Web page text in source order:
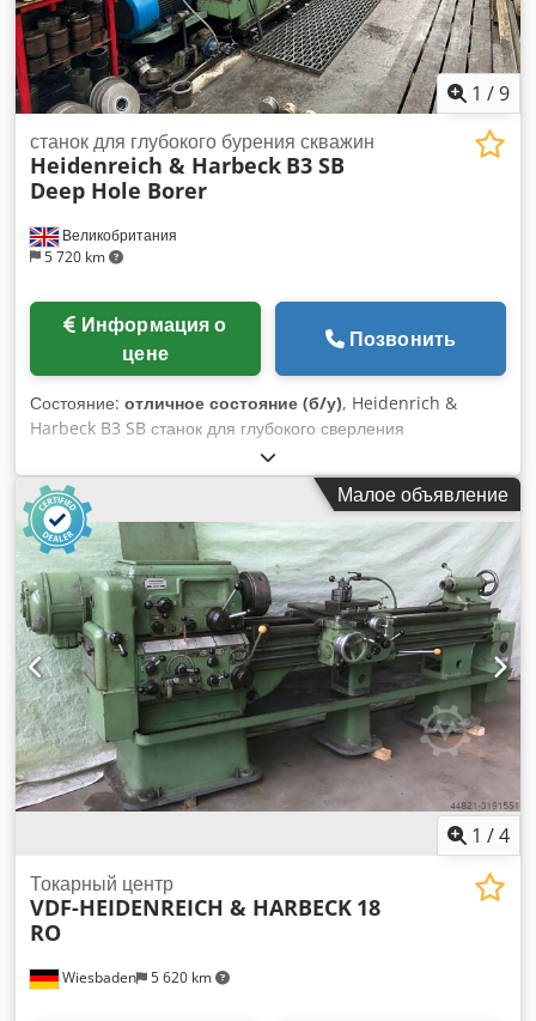
1 /9
Великобритания
5 720 km
станок для глубокого бурения скважин
Heidenreich & Harbeck B3 SB
Deep Hole Borer
цене
Позвонить
Состояние: отличное состояние (б/у), Heidenrich &
Harbeck B3 SB станок для глубокого сверления
Возможности: 10 000 мм, Chsdpfew U Uhksx Ahuoa 4
люнеты 2 демпфера для расточной штанги Лоток и корзины
для стружки Оснастка, ПротивовращениеМалое объявление
1 /4
Wiesbaden 5 620 km
Токарный центр
VDF-HEIDENREICH & HARBECK 18
RO